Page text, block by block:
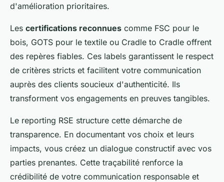
d'amélioration prioritaires.
Les certifications reconnues comme FSC pour le
bois, GOTS pour le textile ou Cradle to Cradle offrent
des repères fiables. Ces labels garantissent le respect
de critères stricts et facilitent votre communication
auprès des clients soucieux d'authenticité. Ils
transforment vos engagements en preuves tangibles.
Le reporting RSE structure cette démarche de
transparence. En documentant vos choix et leurs
impacts, vous créez un dialogue constructif avec vos
parties prenantes. Cette traçabilité renforce la
crédibilité de votre communication responsable et